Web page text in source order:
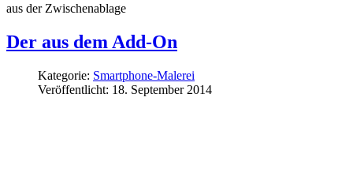
aus der Zwischenablage
Der aus dem Add-On
Kategorie: Smartphone-Malerei
Veröffentlicht: 18. September 2014